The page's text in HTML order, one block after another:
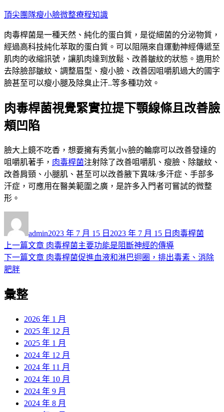
跳
主
要
內
容
頂尖團隊瘦小臉微整療程知識
肉毒桿菌是一種天然、純化的蛋白質，是從細菌的分泌物質，
經過高科技純化萃取的蛋白質。可以阻隔來自運動神經傳遞至
肌肉的收縮訊號，讓肌肉達到放鬆、改善皺紋的狀態。適用於
去除臉部皺紋、調整眉型、瘦小臉、改善因咀嚼肌過大的國字
臉甚至可以瘦小腿及除臭止汗..等多種功效。
肉毒桿菌視覺緊實拉提下顎線條且改善臉
頰凹陷
臉大上鏡不吃香，想要擁有秀氣小v臉的輪廓可以改善發達的
咀嚼肌著手， 肉毒桿菌注射除了改善咀嚼肌、瘦臉、除皺紋、
改善肩頸、小腿肌、甚至可以改善腋下異味/多汗症、手部多
汗症，可應用在醫美範圍之廣，是許多入門者可嘗試的微整
形。
者
admin佈
日
期:
2023 年 7 月 15 日 2023 年 7 月 15 日 類
肉毒桿菌
文
章
覽
上一篇文章 上
一
肉毒桿菌主要功能是阻斷神經的傳導
下一篇文章 下
肉毒桿菌促進血液和淋巴迴圈，排出毒素、消除
肥胖
彙整
2026 年 1 月
2025 年 12 月
2025 年 1 月
2024 年 12 月
2024 年 11 月
2024 年 10 月
2024 年 9 月
2024 年 8 月